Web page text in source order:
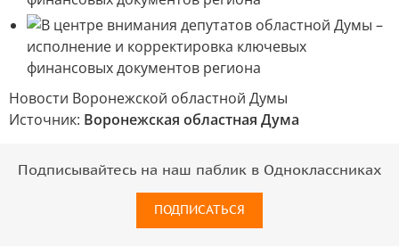
Новости Воронежской областной Думы
Источник: Воронежская областная Дума
Подписывайтесь на наш паблик в Одноклассниках
ПОДПИСАТЬСЯ